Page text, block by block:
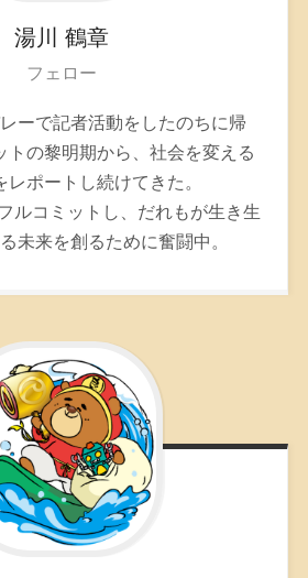
湯川 鶴章
フェロー
ーで記者活動をしたのちに帰
トの黎明期から、社会を変える
レポートし続けてきた。
ルコミットし、だれもが生き生
未来を創るために奮闘中。